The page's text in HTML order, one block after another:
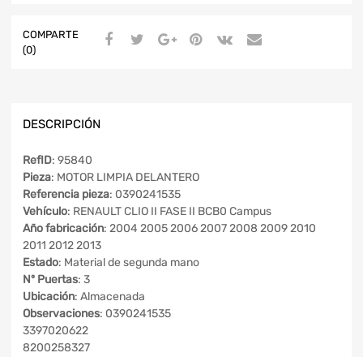
COMPARTE
(0)
DESCRIPCIÓN
RefID: 95840
Pieza: MOTOR LIMPIA DELANTERO
Referencia pieza: 0390241535
Vehículo: RENAULT CLIO II FASE II BCB0 Campus
Año fabricación: 2004 2005 2006 2007 2008 2009 2010
2011 2012 2013
Estado: Material de segunda mano
Nº Puertas: 3
Ubicación: Almacenada
Observaciones: 0390241535
3397020622
8200258327